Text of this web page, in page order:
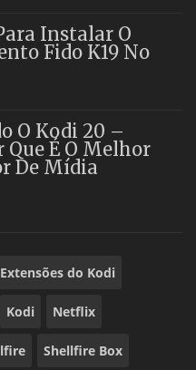
Instalar O
Fido K19 No
O Kodi 20 –
Que É O Melhor
De Mídia
Extensões do Kodi
Kodi Netflix
Shellfire Box